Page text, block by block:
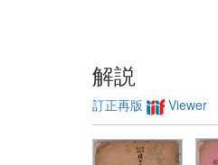
解説
訂正再版 Viewer